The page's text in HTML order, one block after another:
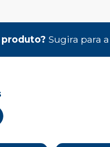
Sugira para a